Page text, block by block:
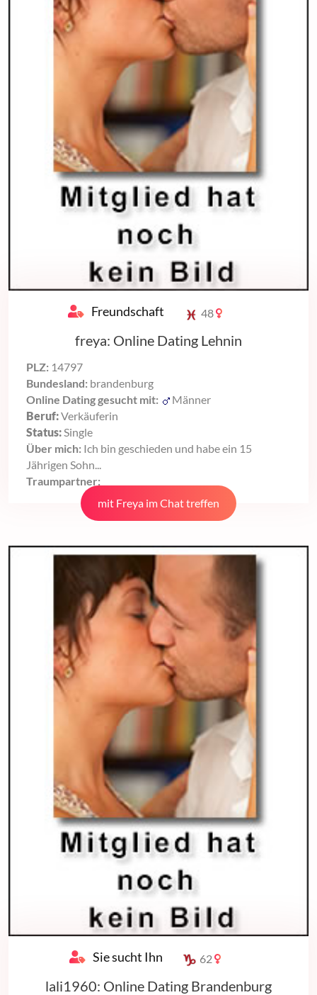
Freundschaft 48
freya: Online Dating Lehnin
PLZ: 14797
Bundesland: brandenburg
Online Dating gesucht mit:
Männer
Beruf:Verkäuferin
Status: Single
Über mich: Ich bin geschieden und habe ein 15
Jährigen Sohn...
Traumpartner:
mit Freya im Chat treffen
Sie sucht Ihn 62
lali1960: Online Dating Brandenburg